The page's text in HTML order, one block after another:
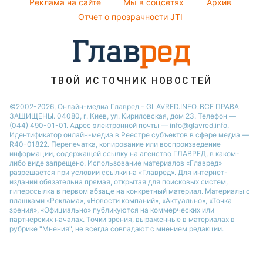
Кейт Миддлтон
Максим Галкин
Настя Каменских
Реклама на сайте
Мы в соцсетях
Архив
Отчет о прозрачности JTI
ТВОЙ ИСТОЧНИК НОВОСТЕЙ
©2002-2026, Онлайн-медиа Главред - GLAVRED.INFO. ВСЕ ПРАВА
ЗАЩИЩЕНЫ. 04080, г. Киев, ул. Кириловская, дом 23. Телефон —
(044) 490-01-01. Адрес электронной почты — info@glavred.info.
Идентификатор онлайн-медиа в Реестре cубъектов в сфере медиа —
R40-01822. Перепечатка, копирование или воспроизведение
информации, содержащей ссылку на агенство ГЛАВРЕД, в каком-
либо виде запрещено. Использование материалов «Главред»
разрешается при условии ссылки на «Главред». Для интернет-
изданий обязательна прямая, открытая для поисковых систем,
гиперссылка в первом абзаце на конкретный материал. Материалы с
плашками «Реклама», «Новости компаний», «Актуально», «Точка
зрения», «Официально» публикуются на коммерческих или
партнерских началах. Точки зрения, выраженные в материалах в
рубрике "Мнения", не всегда совпадают с мнением редакции.